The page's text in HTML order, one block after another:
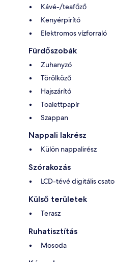
Kávé-/teafőző
Kenyérpirító
Elektromos vízforraló
Fürdőszobák
Zuhanyzó
Törölköző
Hajszárító
Toalettpapír
Szappan
Nappali lakrész
Külön nappalirész
Szórakozás
LCD-tévé digitális
Külső területek
Terasz
Ruhatisztítás
Mosoda